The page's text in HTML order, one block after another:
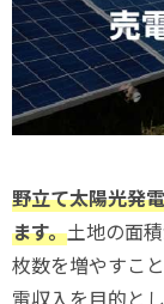
野立て太陽光発
ます。土地の面
枚数を増やすこ
電収入を目的と